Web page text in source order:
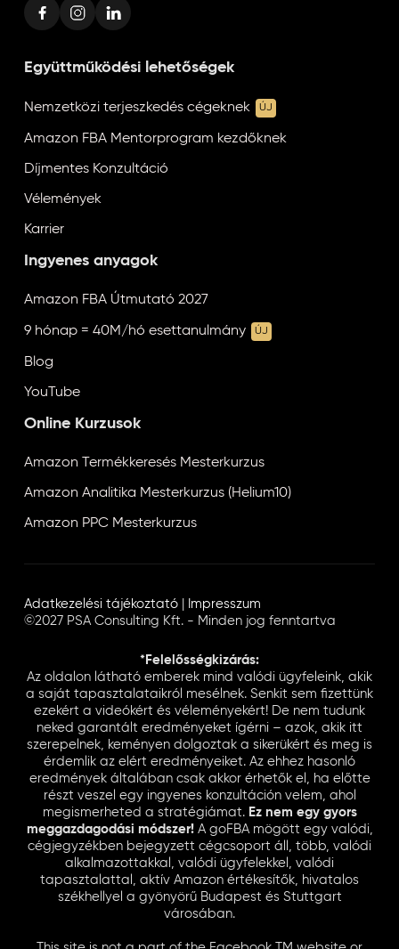
Együttműködési lehetőségek
Nemzetközi terjeszkedés cégeknek ÚJ
Amazon FBA Mentorprogram kezdőknek
Díjmentes Konzultáció
Vélemények
Karrier
Ingyenes anyagok
Amazon FBA Útmutató 2027
9 hónap = 40M/hó esettanulmány ÚJ
Blog
YouTube
Online Kurzusok
Amazon Termékkeresés Mesterkurzus
Amazon Analitika Mesterkurzus (Helium10)
Amazon PPC Mesterkurzus
Adatkezelési tájékoztató
Impresszum
©2027 PSA Consulting Kft. - Minden jog fenntartva
*Felelősségkizárás:
Az oldalon látható emberek mind valódi ügyfeleink, akik
a saját tapasztalataikról mesélnek. Senkit sem fizettünk
ezekért a videókért és véleményekért! De nem tudunk
neked garantált eredményeket ígérni – azok, akik itt
szerepelnek, keményen dolgoztak a sikerükért és meg is
érdemlik az elért eredményeiket. Az ehhez hasonló
eredmények általában csak akkor érhetők el, ha előtte
részt veszel egy ingyenes konzultáción velem, ahol
megismerheted a stratégiámat. Ez nem egy gyors
meggazdagodási módszer!A goFBA mögött egy valódi,
cégjegyzékben bejegyzett cégcsoport áll, több, valódi
alkalmazottakkal, valódi ügyfelekkel, valódi
tapasztalattal, aktív Amazon értékesítők, hivatalos
székhellyel a gyönyörű Budapest és Stuttgart
városában.